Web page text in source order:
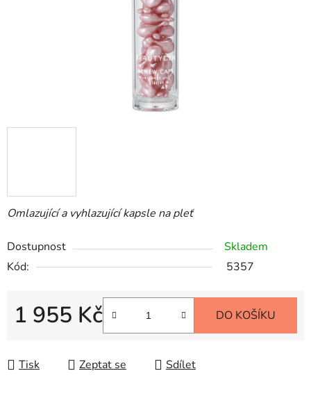
Omlazující a vyhlazující kapsle na pleť
Dostupnost
Skladem
Kód:
5357
1 955 Kč DO KOŠÍKU
Tisk Zeptat se Sdílet